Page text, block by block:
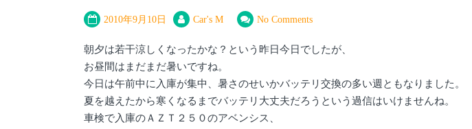
2010年9月10日 Car's M No Comments
朝夕は若干涼しくなったかな？という昨日今日でしたが、
お昼間はまだまだ暑いですね。
今日は午前中に入庫が集中、暑さのせいかバッテリ交換の多い週ともなりました。
夏を越えたから寒くなるまでバッテリ大丈夫だろうという過信はいけませんね。
車検で入庫のＡＺＴ２５０のアベンシス、